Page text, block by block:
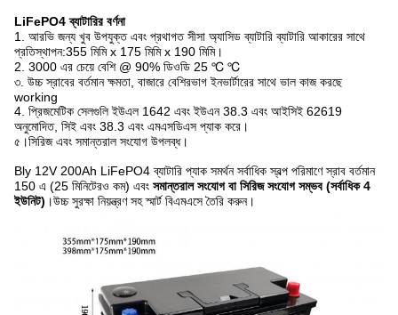
LiFePO4 ব্যাটারির বর্ণনা
1. আরভি জন্য খুব উপযুক্ত এবং প্রথাগত সীসা অ্যাসিড ব্যাটারি ব্যাটারি আকারের সাথে
প্রতিস্থাপন:355 মিমি x 175 মিমি x 190 মিমি।
2. 3000 এর চেয়ে বেশি @ 90% ডিওডি 25 ℃ ℃
৩. উচ্চ স্রাবের বর্তমান ক্ষমতা, বাজারে বেশিরভাগ ইনভার্টারের সাথে ভাল কাজ করছে
working
4. প্রিজমেটিক সেলগুলি ইউএল 1642 এবং ইউএন 38.3 এবং আইসিই 62619
অনুমোদিত, সিই এবং 38.3 এবং এমএসডিএস প্যাক করে।
৫ ।সিরিজ এবং সমান্তরাল সংযোগ উপলব্ধ।
Bly 12V 200Ah LiFePO4 ব্যাটারি প্যাক সমর্থন সর্বাধিক স্বল্প পরিমাণে স্রাব বর্তমান
150 এ (25 মিনিটেরও কম) এবং সমান্তরাল সংযোগ বা সিরিজ সংযোগ সম্ভব (সর্বাধিক 4
ইউনিট) ।উচ্চ সুরক্ষা নিয়ন্ত্রণ সহ স্মার্ট বিএমএসে তৈরি করুন।